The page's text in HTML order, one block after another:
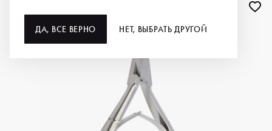
ДА, ВСЕ ВЕРНО НЕТ, ВЫБРАТЬ ДРУГОЙ